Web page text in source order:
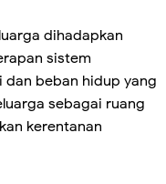
dihadapkan
sistem
beban hidup yang
sebagai ruang
kerentanan